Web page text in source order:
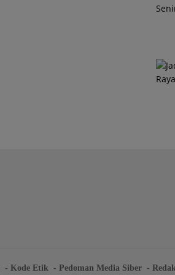
Kode Etik Pedoman Media Siber